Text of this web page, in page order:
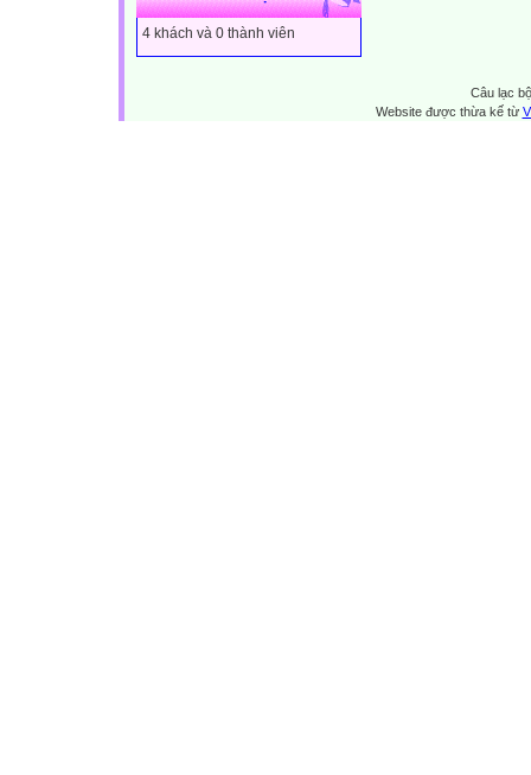
4 khách và 0 thành viên
Câu lạc
Website được thừa kế từ